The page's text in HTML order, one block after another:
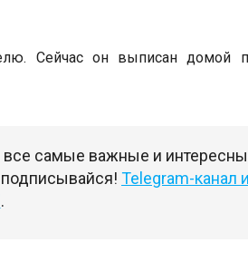
Сейчас он выписан домой
самые важные и
подписывайся! Telegram-канал
.